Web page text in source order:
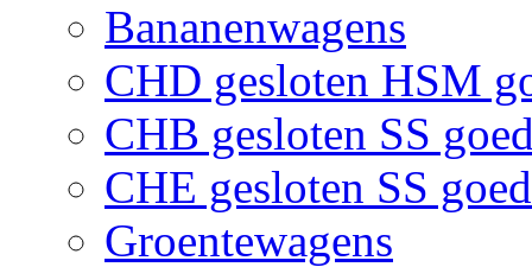
Bananenwagens
CHD gesloten HSM
CHB gesloten SS
CHE gesloten SS
Groentewagens